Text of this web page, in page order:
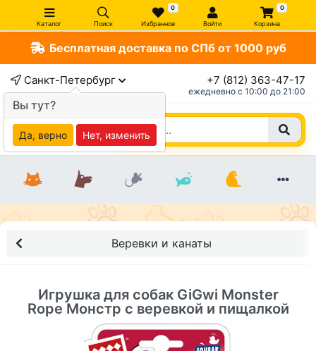
Каталог Поиск
0
Избранное Войти
0
Корзина
Бесплатная доставка по СПб от 1000 руб
Санкт-Петербург +7 (812) 363-47-17
ежедневно c 10:00 до 21:00
Веревки и канаты
Игрушка для собак GiGwi Monster
Rope Монстр с веревкой и пищалкой
Вы тут?
Да, верно Нет, изменить